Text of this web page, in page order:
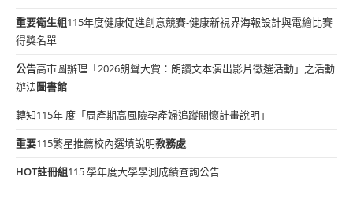
重要衛生組115年度健康促進創意競賽-健康新視界海報設計與電繪比賽
得獎名單
公告高市圖辦理「2026朗聲大賞：朗讀文本演出影片徵選活動」之活動
辦法圖書館
轉知115年 度「周產期高風險孕產婦追蹤關懷計畫說明」
重要115繁星推薦校內選填說明教務處
HOT註冊組115 學年度大學學測成績查詢公告